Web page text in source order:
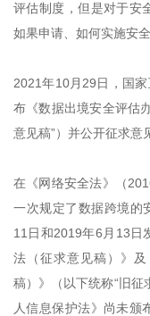
评估制度，但是对于安
如果申请、如何实施安
2021年10月29日，国
布《数据出境安全评估
意见稿”）并公开征求意
在《网络安全法》（
一次规定了数据跨境的
11日和2019年6月13日
法（征求意见稿）》
稿）》（以下统称“旧征
人信息保护法》尚未颁